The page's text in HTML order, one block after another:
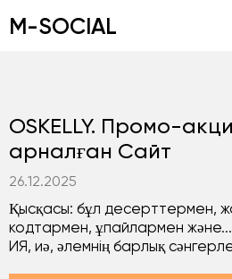
M-SOCIAL
OSKELLY. Промо-
арналған Сайт
26.12.2025
Қысқасы: бұл десерттермен,
кодтармен, ұпайлармен және...
ИЯ, иә, әлемнің барлық